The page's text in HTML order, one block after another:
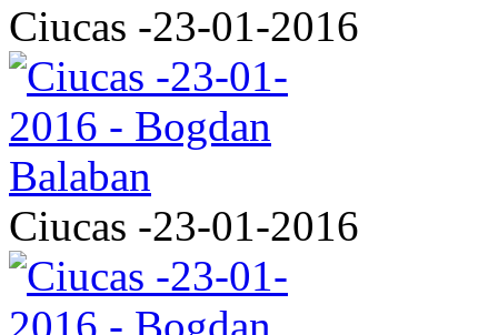
Ciucas -23-01-2016
Ciucas -23-01-2016